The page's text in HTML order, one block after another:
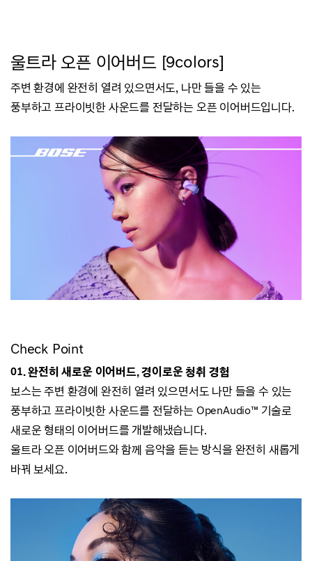
울트라 오픈 이어버드 [9colors]
주변 환경에 완전히 열려 있으면서도, 나만 들을 수 있는
풍부하고 프라이빗한 사운드를 전달하는 오픈 이어버드입니다.
Check Point
01. 완전히 새로운 이어버드, 경이로운 청취 경험
보스는 주변 환경에 완전히 열려 있으면서도 나만 들을 수 있는
풍부하고 프라이빗한 사운드를 전달하는 OpenAudio™ 기술로
새로운 형태의 이어버드를 개발해냈습니다.
울트라 오픈 이어버드와 함께 음악을 듣는 방식을 완전히 새롭게
바꿔 보세요.